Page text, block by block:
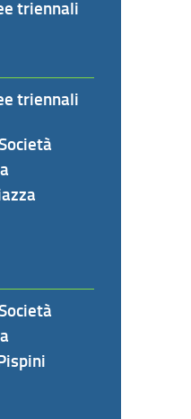
triennali
triennali